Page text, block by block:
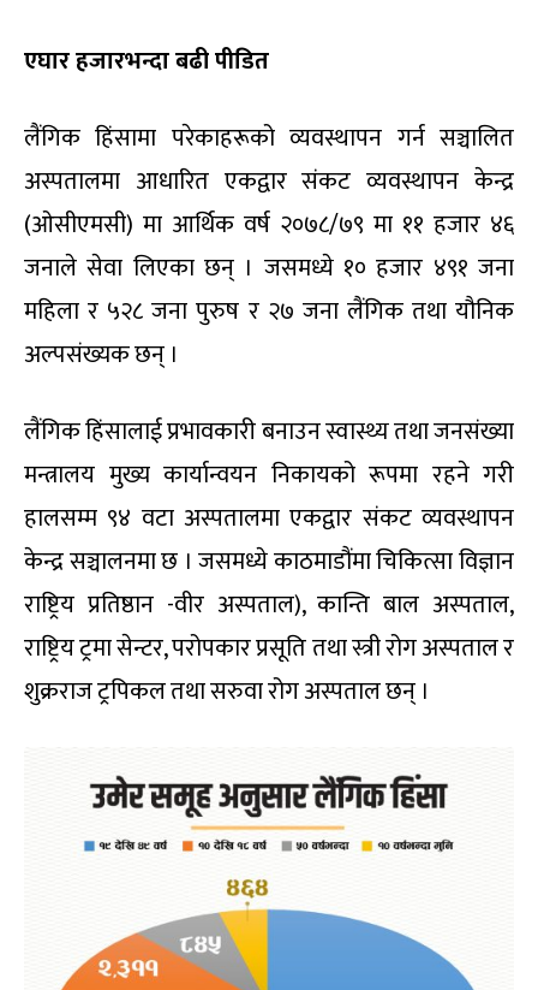
एघार हजारभन्दा बढी पीडित
लैंगिक हिंसामा परेकाहरूको व्यवस्थापन गर्न सञ्चालित
अस्पतालमा आधारित एकद्वार संकट व्यवस्थापन केन्द्र
(ओसीएमसी) मा आर्थिक वर्ष २०७८/७९ मा ११ हजार ४६
जनाले सेवा लिएका छन् । जसमध्ये १० हजार ४९१ जना
महिला र ५२८ जना पुरुष र २७ जना लैंगिक तथा यौनिक
अल्पसंख्यक छन् ।
लैंगिक हिंसालाई प्रभावकारी बनाउन स्वास्थ्य तथा जनसंख्या
मन्त्रालय मुख्य कार्यान्वयन निकायको रूपमा रहने गरी
हालसम्म ९४ वटा अस्पतालमा एकद्वार संकट व्यवस्थापन
केन्द्र सञ्चालनमा छ । जसमध्ये काठमाडौंमा चिकित्सा विज्ञान
राष्ट्रिय प्रतिष्ठान -वीर अस्पताल), कान्ति बाल अस्पताल,
राष्ट्रिय ट्रमा सेन्टर, परोपकार प्रसूति तथा स्त्री रोग अस्पताल र
शुक्रराज ट्रपिकल तथा सरुवा रोग अस्पताल छन् ।